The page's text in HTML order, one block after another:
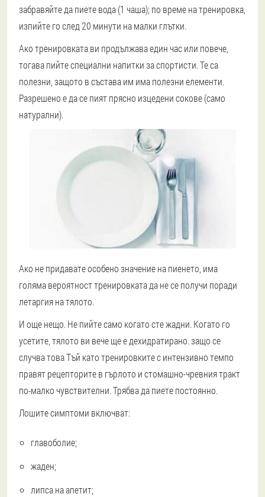
забравяйте да пиете вода (1 чаша); по време на тренировка,
изпийте го след 20 минути на малки глътки.
Ако тренировката ви продължава един час или повече,
тогава пийте специални напитки за спортисти. Те са
полезни, защото в състава им има полезни елементи.
Разрешено е да се пият прясно изцедени сокове (само
натурални).
Ако не придавате особено значение на пиенето, има
голяма вероятност тренировката да не се получи поради
летаргия на тялото.
И още нещо. Не пийте само когато сте жадни. Когато го
усетите, тялото ви вече ще е дехидратирано. защо се
случва това Тъй като тренировките с интензивно темпо
правят рецепторите в гърлото и стомашно-чревния тракт
по-малко чувствителни. Трябва да пиете постоянно.
Лошите симптоми включват:
главоболие;
жаден;
липса на апетит;